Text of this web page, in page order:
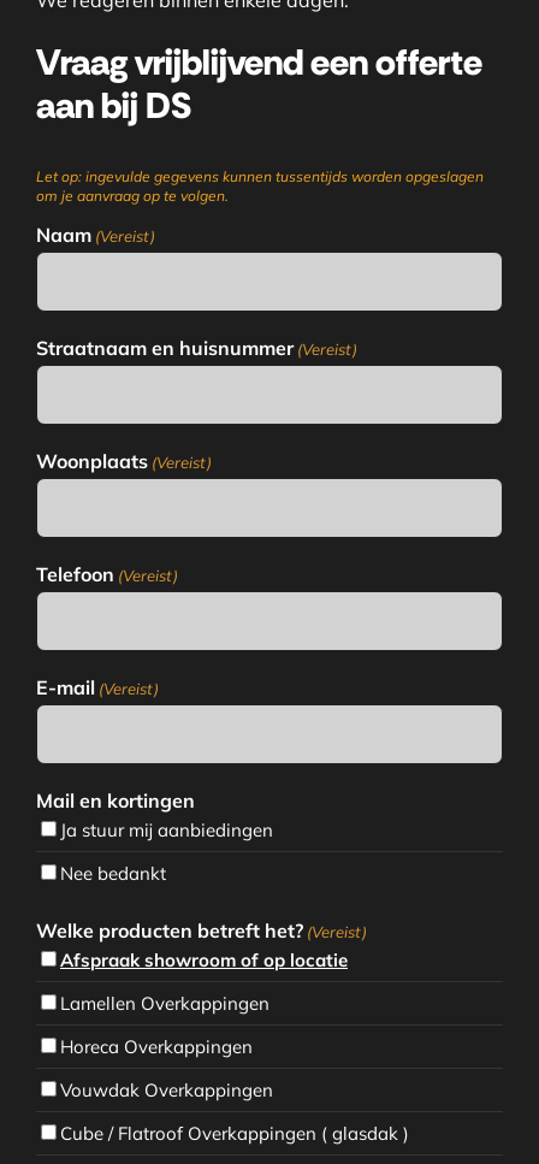
Vraag vrijblijvend een offerte
aan bij DS
Let op: ingevulde gegevens kunnen tussentijds worden opgeslagen
om je aanvraag op te volgen.
Naam (Vereist)
Straatnaam en huisnummer (Vereist)
Woonplaats (Vereist)
Telefoon (Vereist)
E-mail (Vereist)
Mail en kortingen
Ja stuur mij aanbiedingen
Nee bedankt
Welke producten betreft het? (Vereist)
Afspraak showroom of op locatie
Lamellen Overkappingen
Horeca Overkappingen
Vouwdak Overkappingen
Cube / Flatroof Overkappingen ( glasdak )